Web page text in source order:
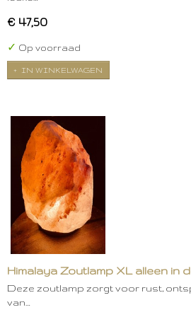
€ 47,50
✓ Op voorraad
IN WINKELWAGEN
Himalaya Zoutlamp XL alleen in
Deze zoutlamp zorgt voor rust,
van…